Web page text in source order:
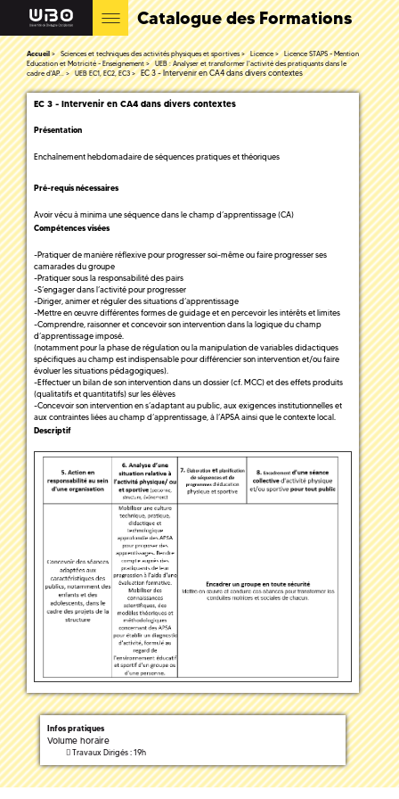
Catalogue des Formations
Accueil Sciences et techniques des activités physiques et sportives Licence
Licence STAPS - Mention
Education et Motricité - Enseignement
UEB : Analyser et transformer l'activité des pratiquants dans le
cadre d'AP...
UEB EC1, EC2, EC3 EC 3 - Intervenir en CA4 dans divers contextes
EC 3 - Intervenir en CA4 dans divers contextes
Présentation
Enchaînement hebdomadaire de séquences pratiques et théoriques
Pré-requis nécessaires
Avoir vécu à minima une séquence dans le champ d’apprentissage (CA)
Compétences visées
-Pratiquer de manière réflexive pour progresser soi-même ou faire progresser ses
camarades du groupe
-Pratiquer sous la responsabilité des pairs
-S’engager dans l’activité pour progresser
-Diriger, animer et réguler des situations d’apprentissage
-Mettre en œuvre différentes formes de guidage et en percevoir les intérêts et limites
-Comprendre, raisonner et concevoir son intervention dans la logique du champ
d’apprentissage imposé.
(notamment pour la phase de régulation ou la manipulation de variables didactiques
spécifiques au champ est indispensable pour différencier son intervention et/ou faire
évoluer les situations pédagogiques).
-Effectuer un bilan de son intervention dans un dossier (cf. MCC) et des effets produits
(qualitatifs et quantitatifs) sur les élèves
-Concevoir son intervention en s’adaptant au public, aux exigences institutionnelles et
aux contraintes liées au champ d’apprentissage, à l’APSA ainsi que le contexte local.
Descriptif
Infos pratiques
Volume horaire
Travaux Dirigés : 19h